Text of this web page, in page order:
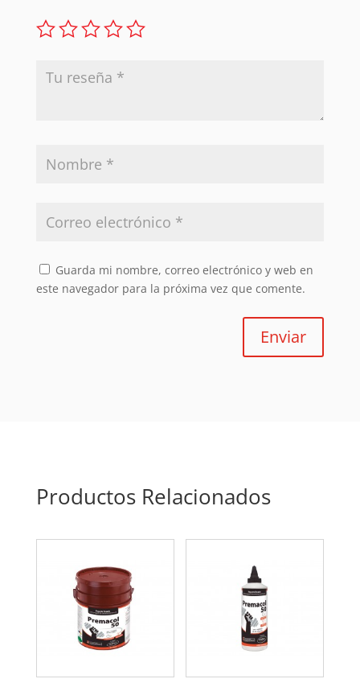
Guarda mi nombre, correo electrónico y web en
este navegador para la próxima vez que comente.
Enviar
Productos Relacionados